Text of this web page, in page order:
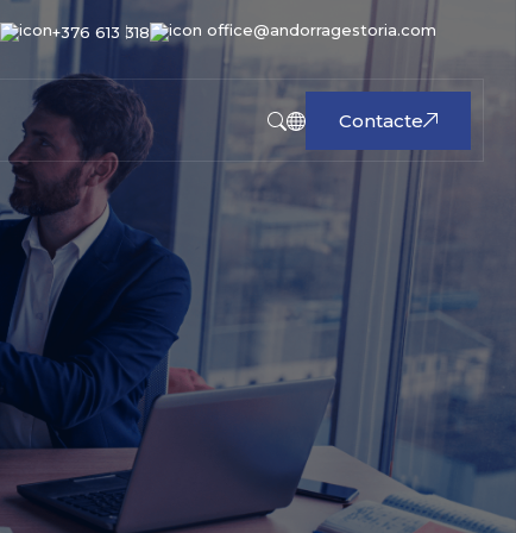
+376 613 318 office@andorragestoria.com
Contacte